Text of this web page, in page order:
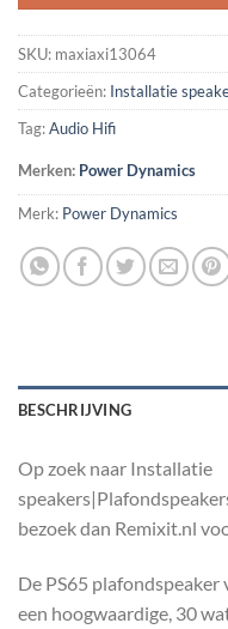
SKU: maxiaxi13064
Categorieën: Installatie
Tag:Audio Hifi
Merken: Power Dynamics
Merk: Power Dynamics
BESCHRIJVING
Op zoek naar Installatie
bezoek dan Remixit.nl
De PS65
een hoogwaardige, 30